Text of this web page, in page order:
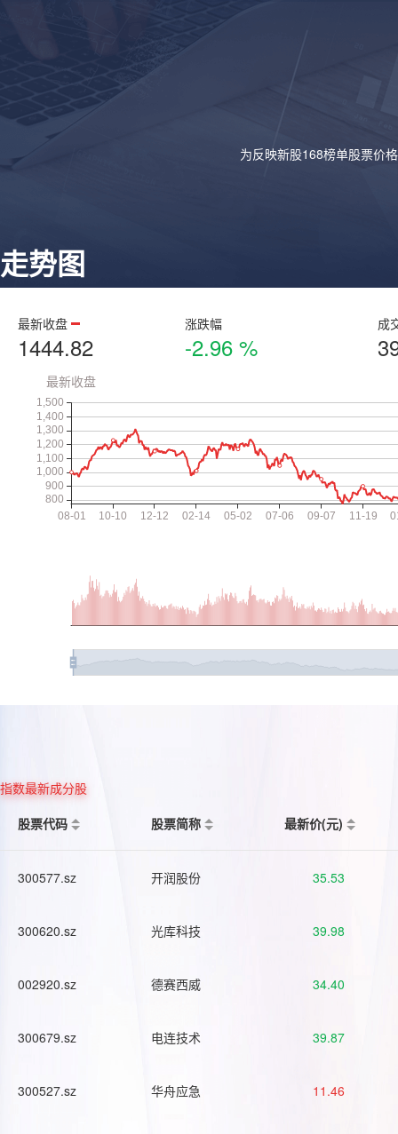
为反映新股168榜单股票价
走势图
最新收盘
1444.82
涨跌幅
-2.96 %
成
指数最新成分股
股票代码
股票简称 最新价(元)
300577.sz 开润股份 35.53
300620.sz 光库科技 39.98
002920.sz 德赛西威 34.40
300679.sz 电连技术 39.87
300527.sz 华舟应急 11.46